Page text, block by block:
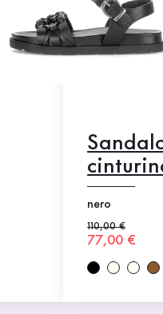
nero
Prezzo
110,00 €
Nuovo
77,00 €